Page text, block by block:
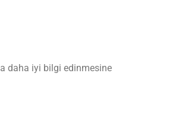
daha iyi bilgi edinmesine